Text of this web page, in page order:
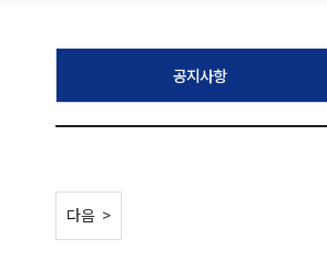
공지사항
< 이전
다음 >